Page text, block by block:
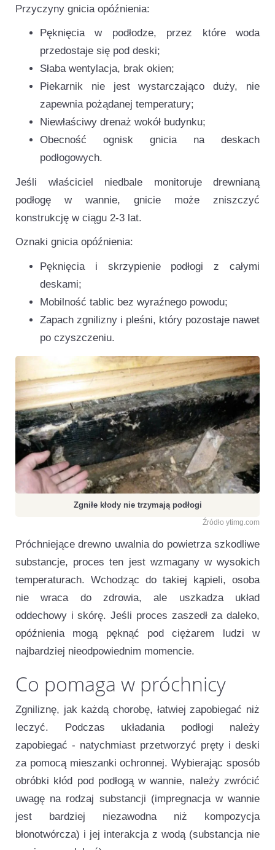
Przyczyny gnicia opóźnienia:
Pęknięcia w podłodze, przez które woda
przedostaje się pod deski;
Słaba wentylacja, brak okien;
Piekarnik nie jest wystarczająco duży, nie
zapewnia pożądanej temperatury;
Niewłaściwy drenaż wokół budynku;
Obecność ognisk gnicia na deskach
podłogowych.
Jeśli właściciel niedbale monitoruje drewnianą
podłogę w wannie, gnicie może zniszczyć
konstrukcję w ciągu 2-3 lat.
Oznaki gnicia opóźnienia:
Pęknięcia i skrzypienie podłogi z całymi
deskami;
Mobilność tablic bez wyraźnego powodu;
Zapach zgnilizny i pleśni, który pozostaje nawet
po czyszczeniu.
Zgniłe kłody nie trzymają podłogi
Źródło ytimg.com
Próchniejące drewno uwalnia do powietrza szkodliwe
substancje, proces ten jest wzmagany w wysokich
temperaturach. Wchodząc do takiej kąpieli, osoba
nie wraca do zdrowia, ale uszkadza układ
oddechowy i skórę. Jeśli proces zaszedł za daleko,
opóźnienia mogą pęknąć pod ciężarem ludzi w
najbardziej nieodpowiednim momencie.
Co pomaga w próchnicy
Zgniliznę, jak każdą chorobę, łatwiej zapobiegać niż
leczyć. Podczas układania podłogi należy
zapobiegać - natychmiast przetworzyć pręty i deski
za pomocą mieszanki ochronnej. Wybierając sposób
obróbki kłód pod podłogą w wannie, należy zwrócić
uwagę na rodzaj substancji (impregnacja w wannie
jest bardziej niezawodna niż kompozycja
błonotwórcza) i jej interakcja z wodą (substancja nie